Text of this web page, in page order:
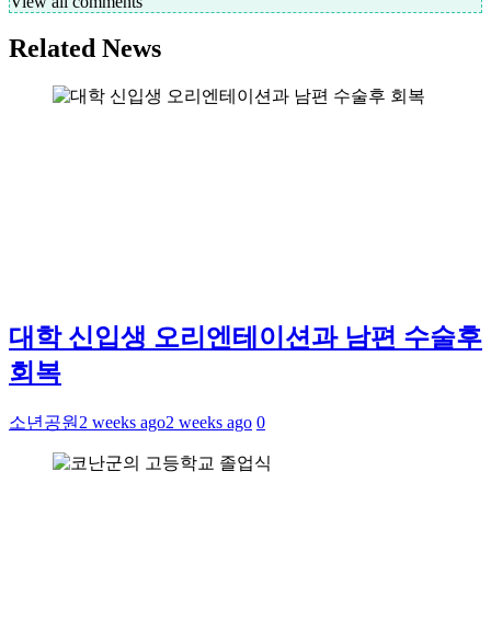
Related News
대학 신입생 오리엔테이션과 남편 수술후
회복
소년공원 2 weeks ago2 weeks ago 0